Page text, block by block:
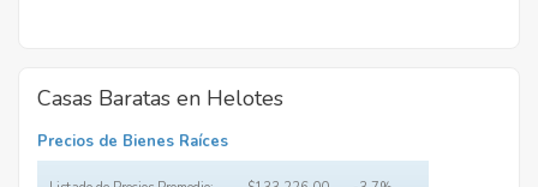
Casas Baratas en Helotes
Precios de Bienes Raíces